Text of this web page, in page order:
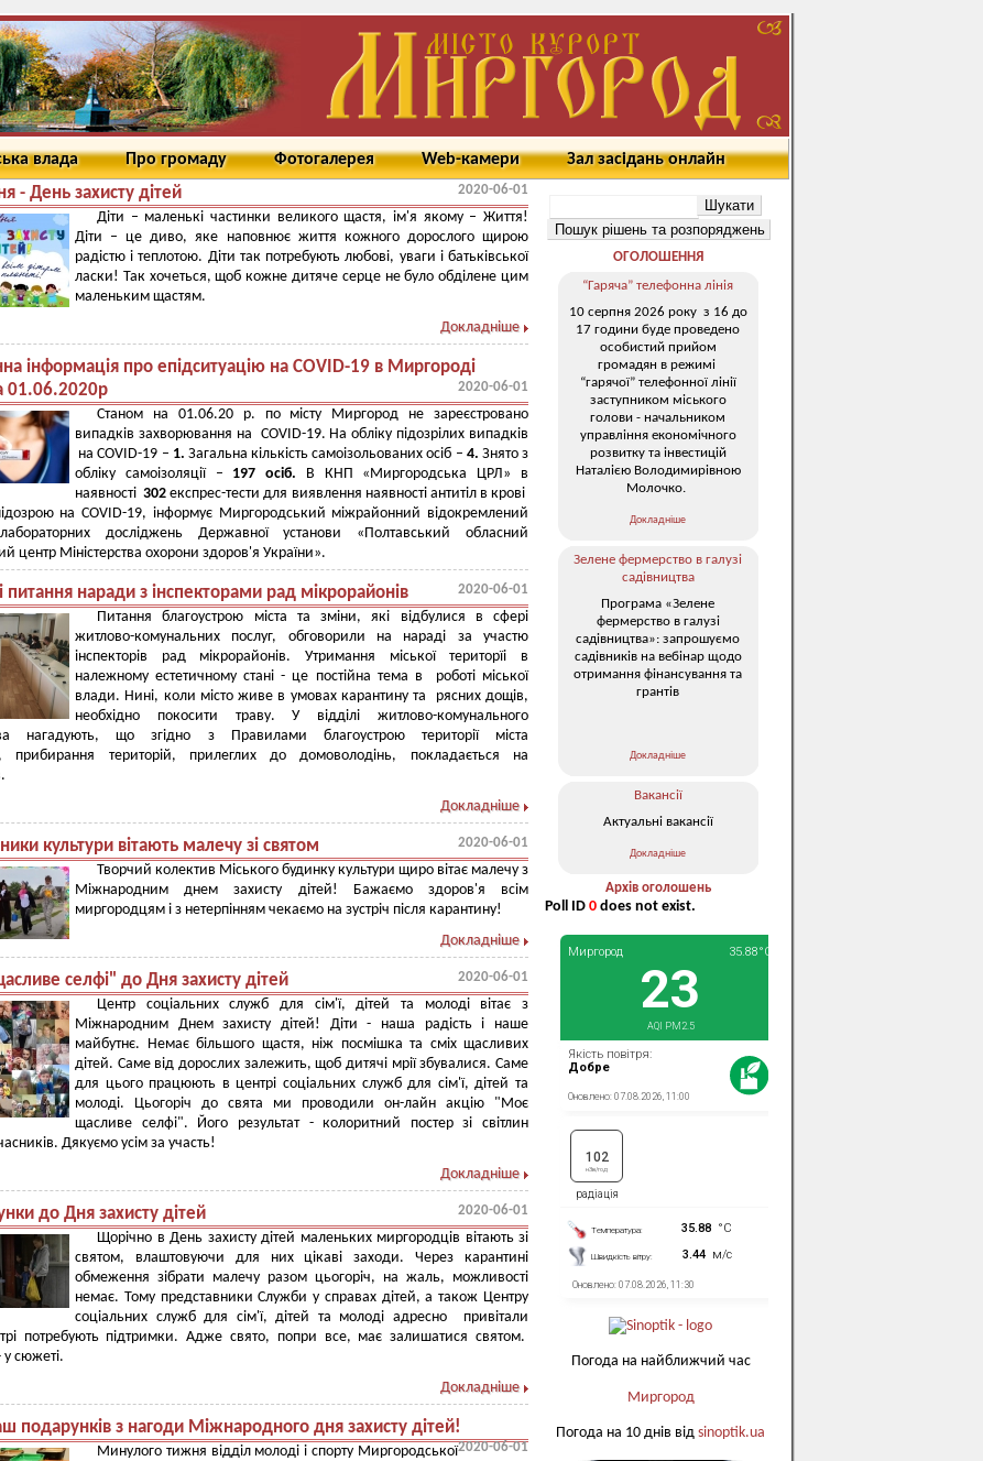
влада Про громаду Фотогалерея Web-камери Зал засідань онлайн
- День захисту дітей 2020-06-01
Діти – маленькі частинки великого щастя, ім'я якому – Життя!
Діти – це диво, яке наповнює життя кожного дорослого щирою
радістю і теплотою. Діти так потребують любові, уваги і батьківської
ласки! Так хочеться, щоб кожне дитяче серце не було обділене цим
маленьким щастям.
Докладніше
інформація про епідситуацію на COVID-19 в Миргороді
01.06.2020р
2020-06-01
Станом на 01.06.20 р. по місту Миргород не зареєстровано
випадків захворювання на COVID-19. На обліку підозрілих випадків
на COVID-19 – 1. Загальна кількість самоізольованих осіб – 4. Знято з
обліку самоізоляції – 197 осіб. В КНП «Миргородська ЦРЛ» в
наявності302 експрес-тести для виявлення наявності антитіл в крові
на COVID-19, інформує Миргородський міжрайонний відокремлений
лабораторних досліджень Державної установи «Полтавський обласний
центр Міністерства охорони здоров'я України».
питання наради з інспекторами рад мікрорайонів 2020-06-01
Питання благоустрою міста та зміни, які відбулися в сфері
житлово-комунальних послуг, обговорили на нараді за участю
інспекторів рад мікрорайонів. Утримання міської територїі в
належному естетичному стані - це постійна тема в роботі міської
влади. Нині, коли місто живе в умовах карантину та рясних дощів,
необхідно покосити траву. У відділі житлово-комунального
нагадують, що згідно з Правилами благоустрою території міста
прибирання територій, прилеглих до домоволодінь, покладається на
Докладніше
культури вітають малечу зі святом 2020-06-01
Творчий колектив Міського будинку культури щиро вітає малечу з
Міжнародним днем захисту дітей! Бажаємо здоров'я всім
миргородцям і з нетерпінням чекаємо на зустріч після карантину!
Докладніше
селфі" до Дня захисту дітей 2020-06-01
Центр соціальних служб для сім'ї, дітей та молоді вітає з
Міжнародним Днем захисту дітей! Діти - наша радість і наше
майбутнє. Немає більшого щастя, ніж посмішка та сміх щасливих
дітей. Саме від дорослих залежить, щоб дитячі мрії збувалися. Саме
для цього працюють в центрі соціальних служб для сім'ї, дітей та
молоді. Цьогоріч до свята ми проводили он-лайн акцію "Моє
щасливе селфі". Його результат - колоритний постер зі світлин
Дякуємо усім за участь!
Докладніше
до Дня захисту дітей 2020-06-01
Щорічно в День захисту дітей маленьких миргородців вітають зі
святом, влаштовуючи для них цікаві заходи. Через карантині
обмеження зібрати малечу разом цьогоріч, на жаль, можливості
немає. Тому представники Служби у справах дітей, а також Центру
соціальних служб для сім'ї, дітей та молоді адресно привітали
потребують підтримки. Адже свято, попри все, має залишатися святом.
сюжеті.
Докладніше
подарунків з нагоди Міжнародного дня захисту дітей!
2020-06-01
Минулого тижня відділ молоді і спорту Миргородської
ОГОЛОШЕННЯ
“Гаряча” телефонна лінія
10 серпня 2026 року з 16 до
17 години буде проведено
особистий прийом
громадян в режимі
“гарячої” телефонної лінії
заступником міського
голови - начальником
управління економічного
розвитку та інвестицій
Наталією Володимирівною
Молочко.
Докладніше
Зелене фермерство в галузі
садівництва
Програма «Зелене
фермерство в галузі
садівництва»: запрошуємо
садівників на вебінар щодо
отримання фінансування та
грантів
Докладніше
Вакансії
Актуальні вакансії
Докладніше
Архів оголошень
Poll ID 0 does not exist.
Погода на найближчий час
Миргород
Погода на 10 днів від sinoptik.ua